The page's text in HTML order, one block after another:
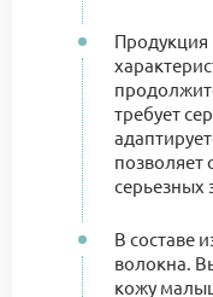
Продукция
требует
позволяет
серьезных
В составе
волокна.
кожу